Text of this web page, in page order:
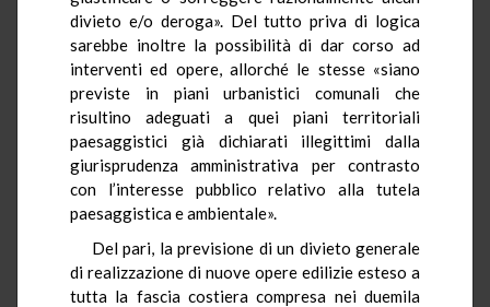
divieto e/o deroga». Del tutto priva di logica
sarebbe inoltre la possibilità di dar corso ad
interventi ed opere, allorché le stesse «siano
previste in piani urbanistici comunali che
risultino adeguati a quei piani territoriali
paesaggistici già dichiarati illegittimi dalla
giurisprudenza amministrativa per contrasto
con l’interesse pubblico relativo alla tutela
paesaggistica e ambientale».
Del pari, la previsione di un divieto generale
di realizzazione di nuove opere edilizie esteso a
tutta la fascia costiera compresa nei duemila